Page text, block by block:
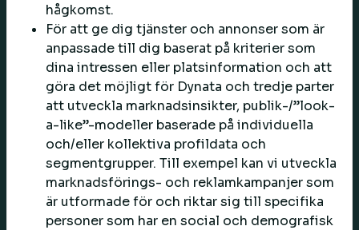
hågkomst.
För att ge dig tjänster och annonser som är
anpassade till dig baserat på kriterier som
dina intressen eller platsinformation och att
göra det möjligt för Dynata och tredje parter
att utveckla marknadsinsikter, publik-/”look-
a-like”-modeller baserade på individuella
och/eller kollektiva profildata och
segmentgrupper. Till exempel kan vi utveckla
marknadsförings- och reklamkampanjer som
är utformade för och riktar sig till specifika
personer som har en social och demografisk